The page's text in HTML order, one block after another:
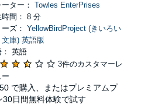
ター： Towles EnterPrises
時間： 8 分
ズ： YellowBirdProject (きいろい
文庫) 英語版
： 英語
3件のカスタマーレ
ー
で購入、またはプレミアムプ
30日間無料体験で試す